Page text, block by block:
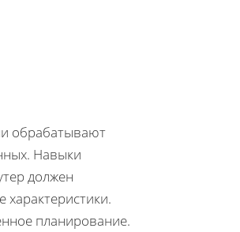
обрабатывают
Навыки
должен
планирование.